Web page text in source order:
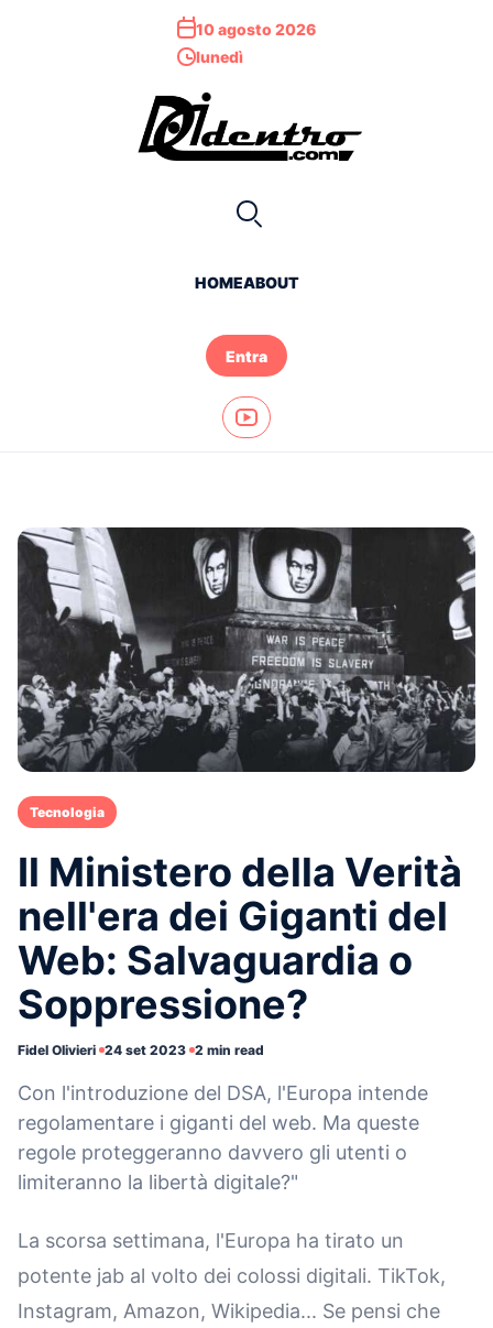
10 agosto 2026
lunedì
HOMEABOUT
Entra
Tecnologia
Il Ministero della Verità
nell'era dei Giganti del
Web: Salvaguardia o
Soppressione?
Fidel Olivieri 24 set 2023 2 min read
Con l'introduzione del DSA, l'Europa intende
regolamentare i giganti del web. Ma queste
regole proteggeranno davvero gli utenti o
limiteranno la libertà digitale?"
La scorsa settimana, l'Europa ha tirato un
potente jab al volto dei colossi digitali. TikTok,
Instagram, Amazon, Wikipedia... Se pensi che